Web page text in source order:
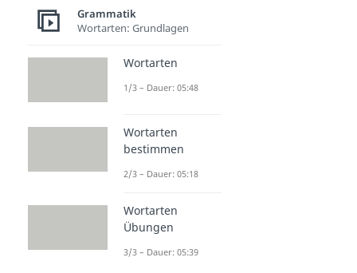
Grammatik
Wortarten: Grundlagen
Wortarten
1/3 – Dauer: 05:48
Wortarten
bestimmen
2/3 – Dauer: 05:18
Wortarten
Übungen
3/3 – Dauer: 05:39